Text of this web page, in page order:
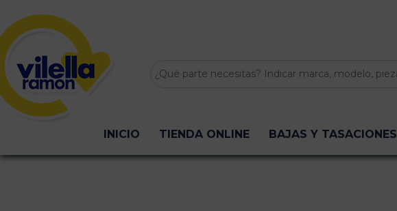
INICIO TIENDA ONLINE BAJAS Y TASACIONES